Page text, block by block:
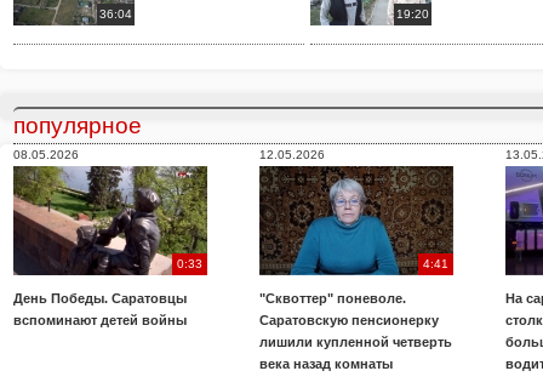
36:04 19:20
популярное
08.05.2026
0:33
День Победы. Саратовцы
вспоминают детей войны
12.05.2026
4:41
"Сквоттер" поневоле.
Саратовскую пенсионерку
лишили купленной четверть
века назад комнаты
На